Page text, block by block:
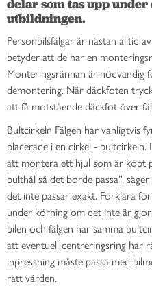
delar som tas upp
utbildningen.
Personbilsfälgar är nästan alltid
betyder att de har en
Monteringsrännan är
demontering. När däckfoten
att få motstående däckfot över
Bultcirkeln Fälgen har vanligtvis
placerade i en cirkel -
att montera ett hjul som är köpt
bulthål så det borde passa”,
det inte passar exakt. Förklara
under körning om det inte är
bilen och fälgen har samma
att eventuell centreringsring har
inpressning måste passa med
rätt värden.